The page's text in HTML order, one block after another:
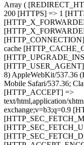
Array (
200 [HTTPS] => 1
cache
8) AppleWebKit/537.36
Mobile Safari/537.36;
[HTTP_ACCEPT] =>
text/html,application/
exchange;v=b3;q=0.9